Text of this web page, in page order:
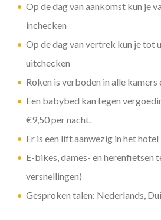
Op de dag van aankomst kun je
inchecken
Op de dag van vertrek kun je tot
uitchecken
Roken is verboden in alle
Een babybed kan tegen
€9,50 per nacht.
Er is een lift aanwezig in het hotel
E-bikes, dames- en herenfietsen
versnellingen)
Gesproken talen: Nederlands,